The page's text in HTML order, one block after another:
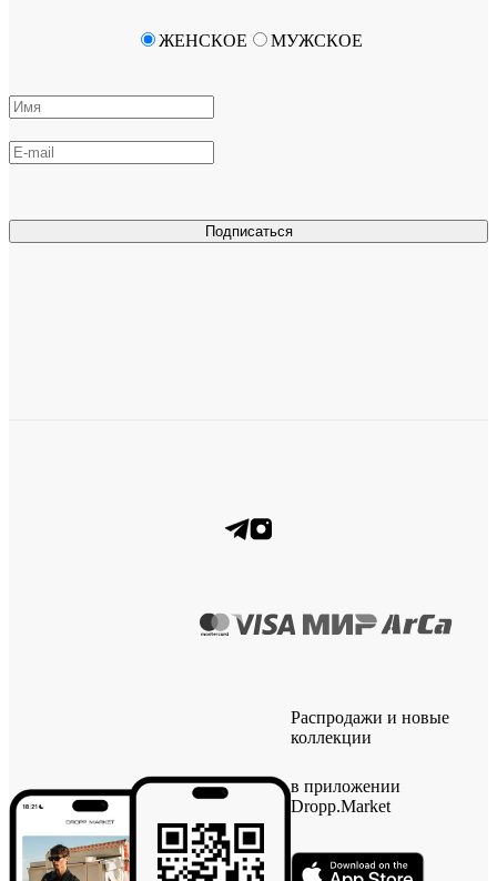
Подписаться
ЖЕНСКОЕ МУЖСКОЕ
Распродажи и новые
коллекции
в приложении
Dropp.Market